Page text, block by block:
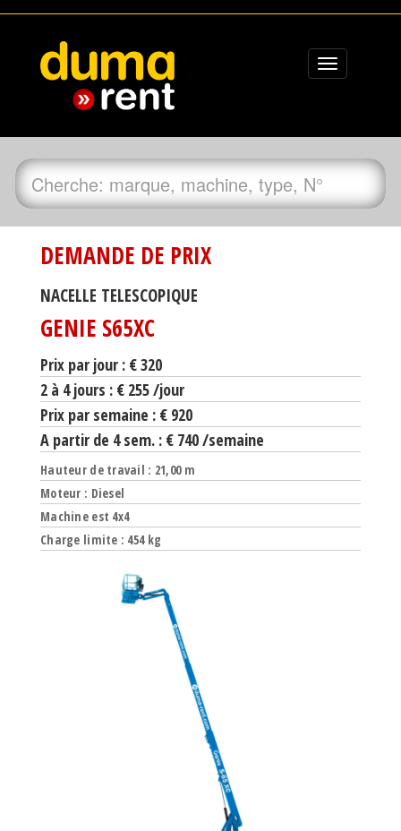
Toggle
navigation
DEMANDE DE PRIX
NACELLE TELESCOPIQUE
GENIE S65XC
Prix par jour : € 320
2 à 4 jours : € 255 /jour
Prix par semaine : € 920
A partir de 4 sem. : € 740 /semaine
Hauteur de travail : 21,00 m
Moteur : Diesel
Machine est 4x4
Charge limite : 454 kg